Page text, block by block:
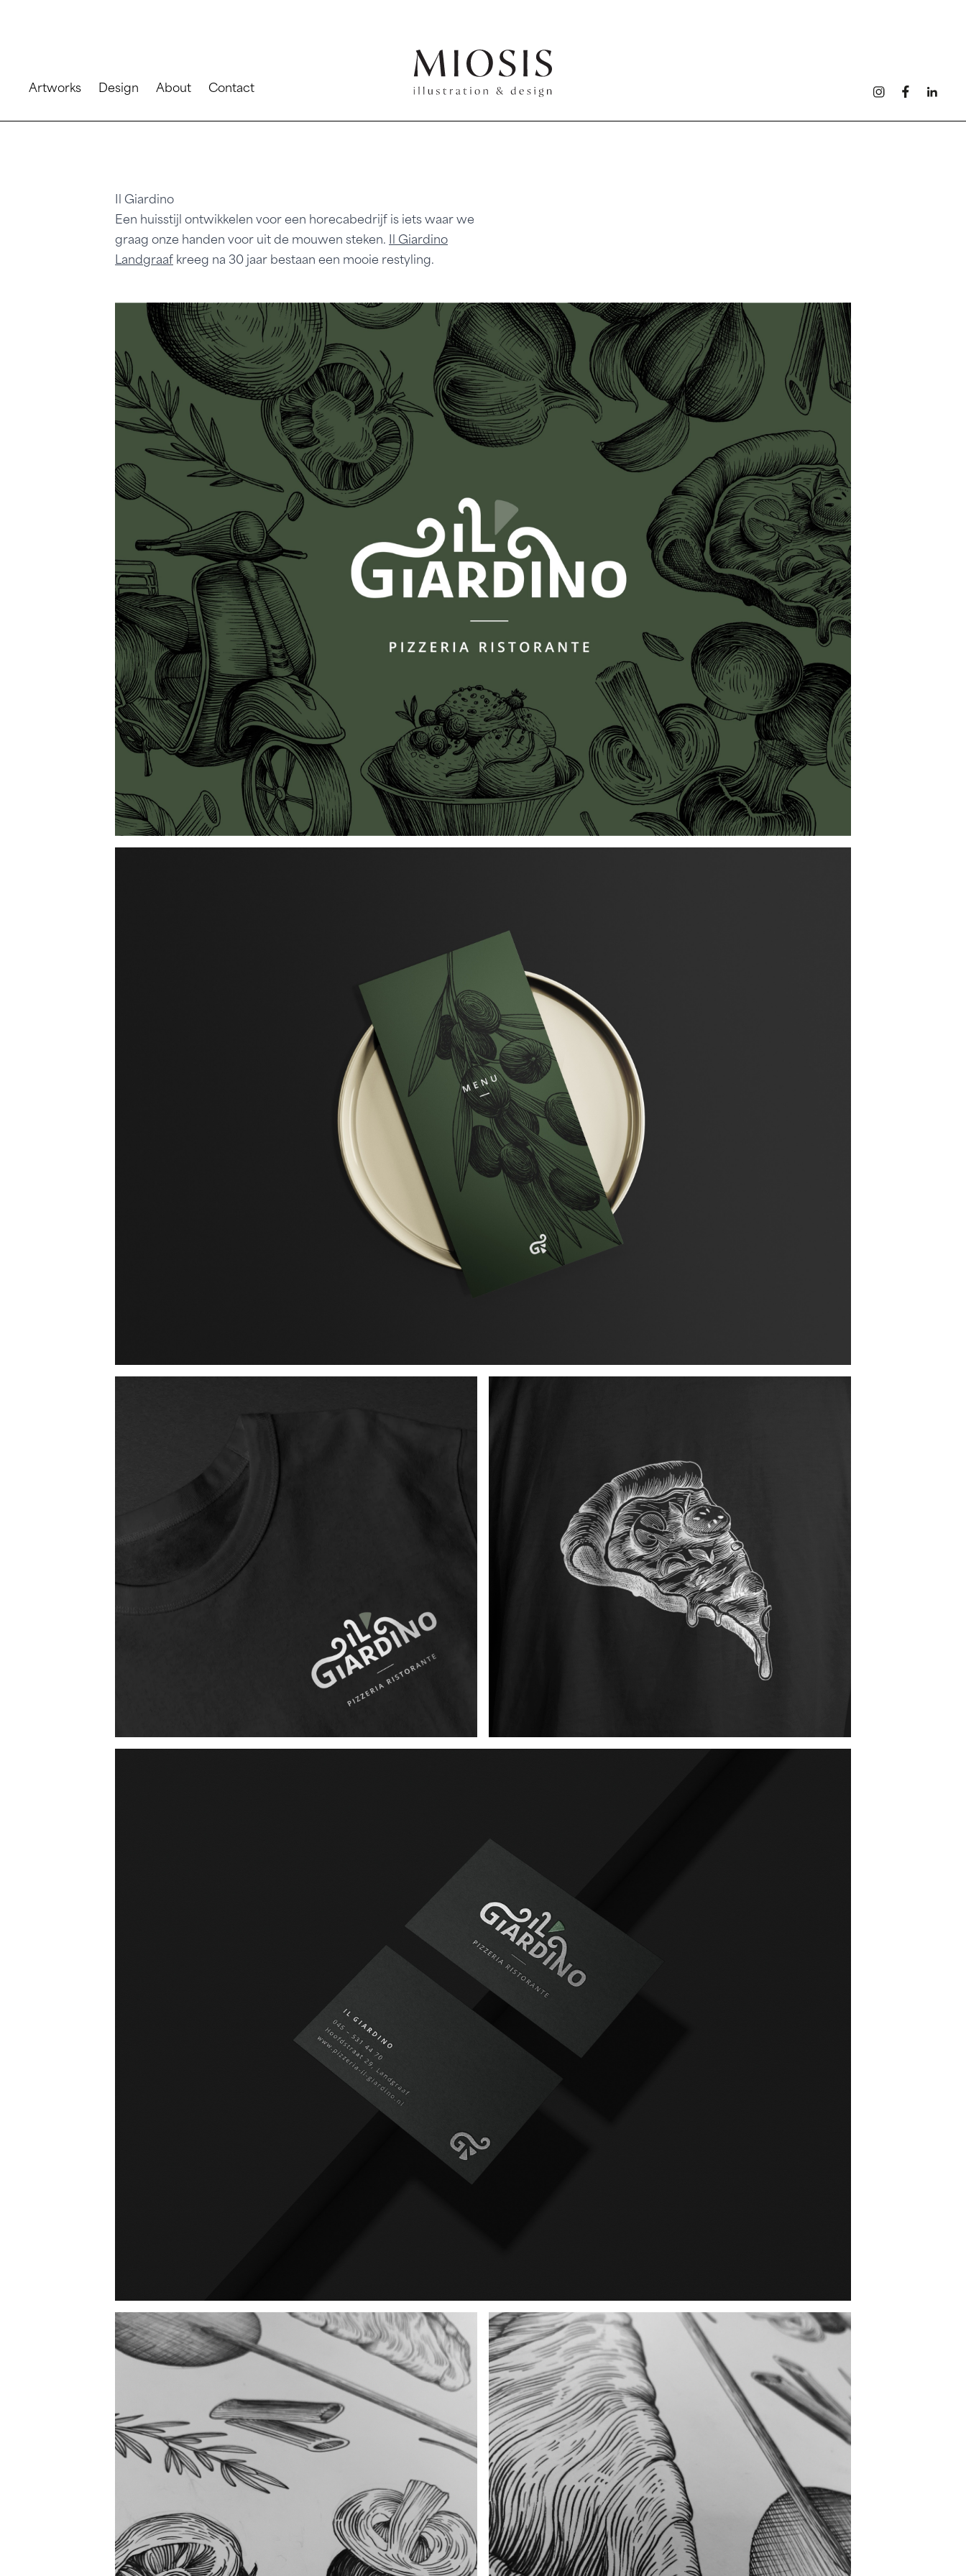
Artworks Design About Contact
Il Giardino
Een huisstijl ontwikkelen voor een horecabedrijf is iets waar we
graag onze handen voor uit de mouwen steken.
Il Giardino
Landgraaf kreeg na 30 jaar bestaan een mooie restyling.